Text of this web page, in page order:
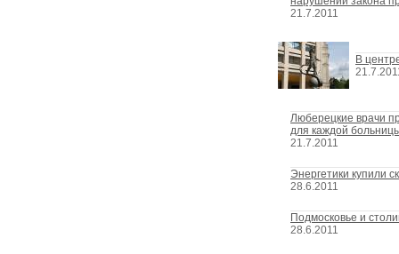
21.7.2011
В
Люберецкие врачи
для каждой
21.7.2011
Энергетики купили
28.6.2011
Подмосковье и
28.6.2011